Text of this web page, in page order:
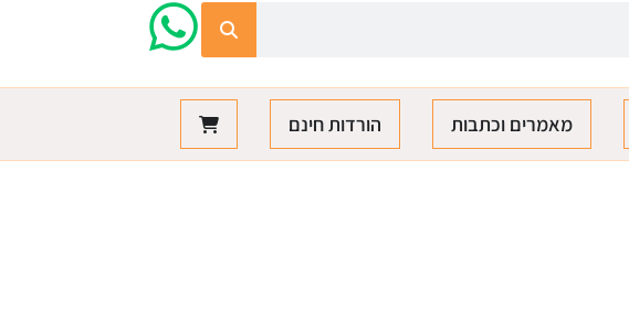
מאמרים וכתבות הורדות חינם